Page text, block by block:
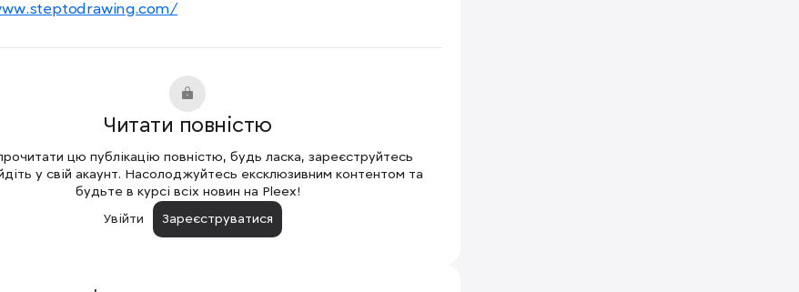
Читати повністю
цю публікацію повністю, будь ласка, зареєструйтесь
у свій акаунт. Насолоджуйтесь ексклюзивним контентом та
будьте в курсі всіх новин на Pleex!
Увійти
Зареєструватися